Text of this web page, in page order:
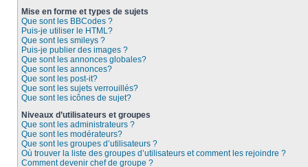
Mise en forme et types de sujets
Que sont les BBCodes ?
Puis-je utiliser le HTML?
Que sont les smileys ?
Puis-je publier des images ?
Que sont les annonces globales?
Que sont les annonces?
Que sont les post-it?
Que sont les sujets verrouillés?
Que sont les icônes de sujet?
Niveaux d’utilisateurs et groupes
Que sont les administrateurs ?
Que sont les modérateurs?
Que sont les groupes d’utilisateurs ?
Où trouver la liste des groupes d’utilisateurs et comment les rejoindre ?
Comment devenir chef de groupe ?